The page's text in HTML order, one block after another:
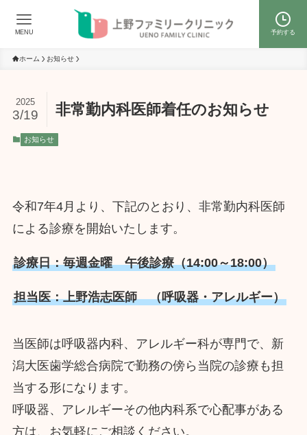
予約する
MENU
ホーム お知らせ
非常勤内科医師着任のお知らせ
2025
3/19
お知らせ
令和7年4月より、下記のとおり、非常勤内科医師
による診療を開始いたします。
診療日：毎週金曜 午後診療（14:00～18:00）
担当医：上野浩志医師 （呼吸器・アレルギー）
当医師は呼吸器内科、アレルギー科が専門で、新
潟大医歯学総合病院で勤務の傍ら当院の診療も担
当する形になります。
呼吸器、アレルギーその他内科系で心配事がある
方は、お気軽にご相談ください。